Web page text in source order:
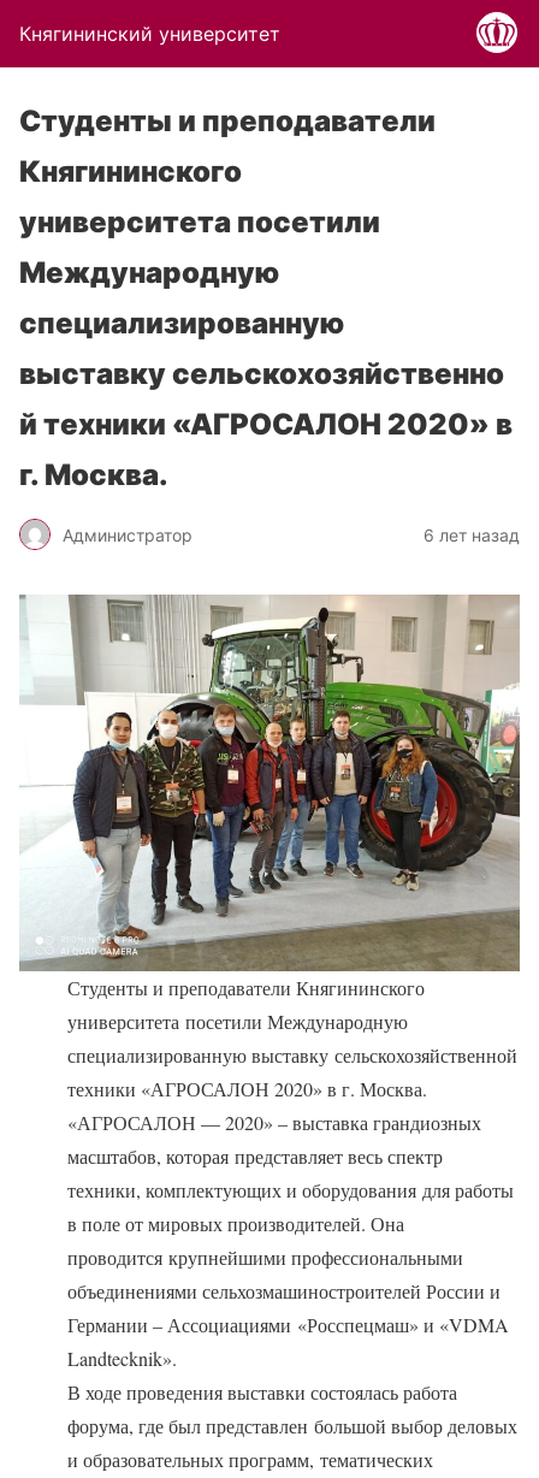
Княгининский университет
Студенты и преподаватели
Княгининского
университета посетили
Международную
специализированную
выставку сельскохозяйственно
й техники «АГРОСАЛОН 2020» в
г. Москва.
Администратор 6 лет назад
Студенты и преподаватели Княгининского
университета посетили Международную
специализированную выставку сельскохозяйственной
техники «АГРОСАЛОН 2020» в г. Москва.
«АГРОСАЛОН — 2020» – выставка грандиозных
масштабов, которая представляет весь спектр
техники, комплектующих и оборудования для работы
в поле от мировых производителей. Она
проводится крупнейшими профессиональными
объединениями сельхозмашиностроителей России и
Германии – Ассоциациями «Росспецмаш» и «VDMA
Landtecknik».
В ходе проведения выставки состоялась работа
форума, где был представлен большой выбор деловых
и образовательных программ, тематических